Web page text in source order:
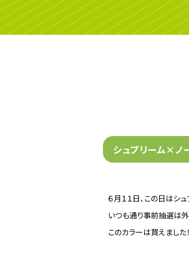
シュプリーム×ノ
６月１１日、この日はシ
いつも通り事前抽選は
このカラーは買えました